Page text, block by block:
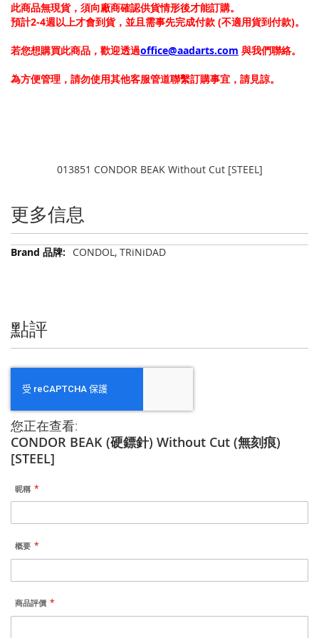
此商品無現貨，須向廠商確認供貨情形後才能訂購。
預計2-4週以上才會到貨，並且需事先完成付款 (不適用貨到付款)。
若您想購買此商品，歡迎透過office@aadarts.com 與我們聯絡。
為方便管理，請勿使用其他客服管道聯繫訂購事宜，請見諒。
013851 CONDOR BEAK Without Cut [STEEL]
更多信息
更
CONDOL, TRiNiDAD
點評
您正在查看:
CONDOR BEAK (硬鏢針) Without Cut (無刻痕)
[STEEL]
昵稱
概要
商品評價